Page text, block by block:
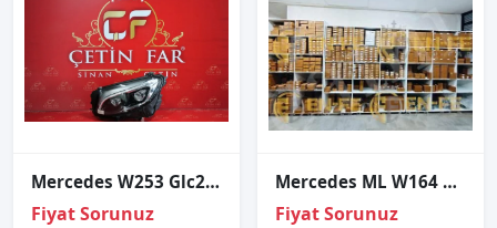
Mercedes W253 Glc250 Sol Far Orijinal
Fiyat Sorunuz
Mercedes ML W164 2005-2008 Xenon Far Beyni A0028202326
Fiyat Sorunuz